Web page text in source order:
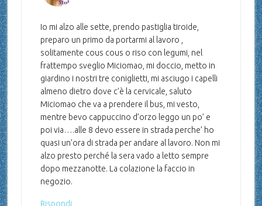
Io mi alzo alle sette, prendo pastiglia tiroide,
preparo un primo da portarmi al lavoro ,
solitamente cous cous o riso con legumi, nel
frattempo sveglio Miciomao, mi doccio, metto in
giardino i nostri tre coniglietti, mi asciugo i capelli
almeno dietro dove c’è la cervicale, saluto
Miciomao che va a prendere il bus, mi vesto,
mentre bevo cappuccino d’orzo leggo un po’ e
poi via….alle 8 devo essere in strada perche’ ho
quasi un’ora di strada per andare al lavoro. Non mi
alzo presto perché la sera vado a letto sempre
dopo mezzanotte. La colazione la faccio in
negozio.
Rispondi